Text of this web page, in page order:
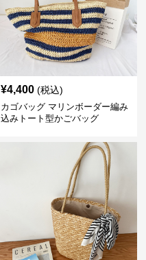
¥4,400 (税込)
カゴバッグ マリンボーダー編み
込みトート型かごバッグ